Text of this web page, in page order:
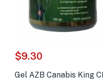
)
y Suplementos )
$9.30
Gel AZB Canabis King